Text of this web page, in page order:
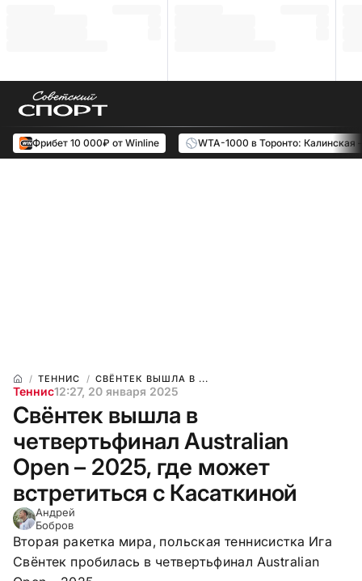
Фрибет 10 000₽ от Winline WTA-1000 в Торонто: Калинская
ТЕННИС СВЁНТЕК ВЫШЛА В ...
Теннис12:27, 20 января 2025
Свёнтек вышла в
четвертьфинал Australian
Open – 2025, где может
встретиться с Касаткиной
Андрей
Бобров
Вторая ракетка мира, польская теннисистка Ига
Свёнтек пробилась в четвертьфинал Australian